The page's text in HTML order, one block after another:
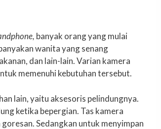
banyak orang yang mulai
wanita yang senang
dan lain-lain. Varian kamera
memenuhi kebutuhan tersebut.
lain, yaitu aksesoris pelindungnya.
ketika bepergian. Tas kamera
Sedangkan untuk menyimpan